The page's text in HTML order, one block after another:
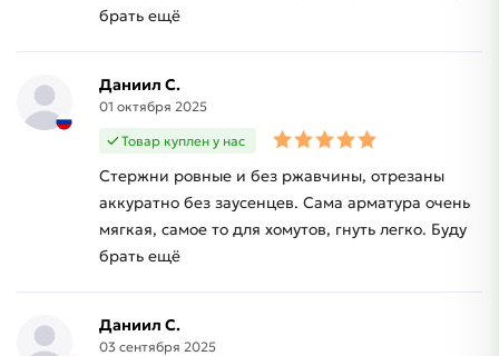
брать ещё
Даниил С.
01 октября 2025
Товар куплен у нас
Стержни ровные и без ржавчины, отрезаны
аккуратно без заусенцев. Сама арматура очень
мягкая, самое то для хомутов, гнуть легко. Буду
брать ещё
Даниил С.
03 сентября 2025